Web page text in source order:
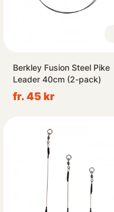
Berkley Fusion Steel Pike
Leader 40cm (2-pack)
fr. 45 kr